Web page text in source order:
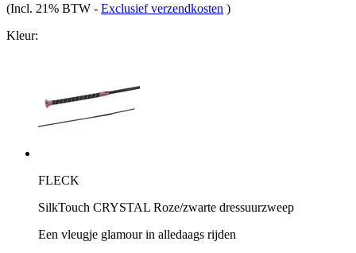
(Incl. 21% BTW - Exclusief verzendkosten )
Kleur:
FLECK
SilkTouch CRYSTAL Roze/zwarte dressuurzweep
Een vleugje glamour in alledaags rijden